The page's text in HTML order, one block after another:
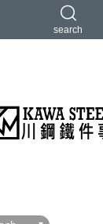
search
架
鳥高低拉
地雷管